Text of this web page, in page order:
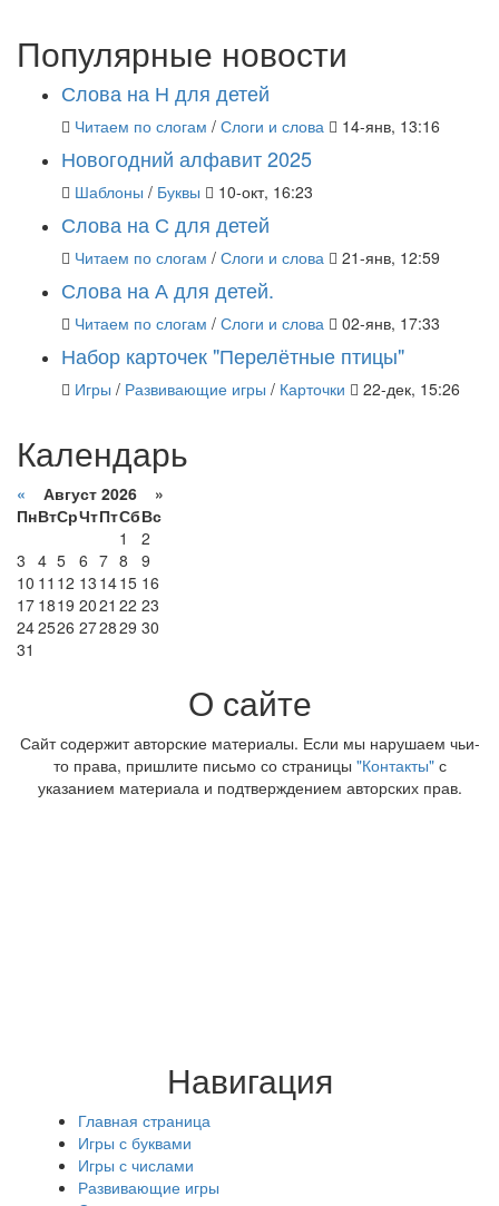
Популярные новости
Слова на Н для детей
Читаем по слогам / Слоги и слова 14-янв, 13:16
Новогодний алфавит 2025
Шаблоны / Буквы 10-окт, 16:23
Слова на С для детей
Читаем по слогам / Слоги и слова 21-янв, 12:59
Слова на А для детей.
Читаем по слогам / Слоги и слова 02-янв, 17:33
Набор карточек "Перелётные птицы"
Игры / Развивающие игры / Карточки 22-дек, 15:26
Календарь
« Август 2026 »
ПнВтСрЧтПтСбВс
1
2
3 4 5 6 7 8
9
10 11 12 13 1415 16
17 1819 2021 22 23
242526 272829 30
31
О сайте
Сайт содержит авторские материалы. Если мы нарушаем чьи-
то права, пришлите письмо со страницы "Контакты"с
указанием материала и подтверждением авторских прав.
Навигация
Главная страница
Игры с буквами
Игры с числами
Развивающие игры